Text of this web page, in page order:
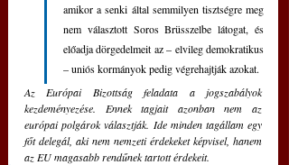
amikor a senki által semmilyen tisztségre meg
nem választott Soros Brüsszelbe látogat, és
előadja dörgedelmeit az – elvileg demokratikus
– uniós kormányok pedig végrehajtják azokat.
Az Európai Bizottság feladata a jogszabályok
kezdeményezése. Ennek tagjait azonban nem az
európai polgárok választják. Ide minden tagállam egy
főt delegál, aki nem nemzeti érdekeket képvisel, hanem
az EU magasabb rendűnek tartott érdekeit.